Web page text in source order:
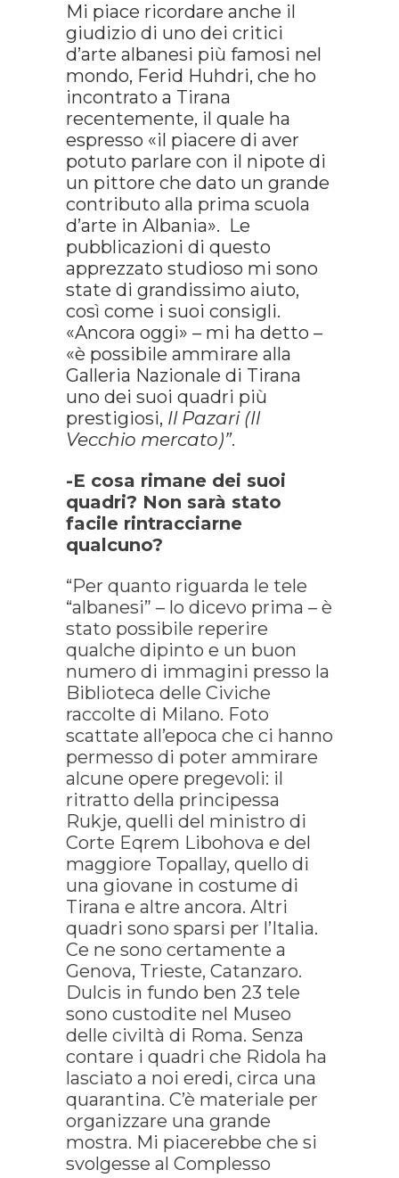
Mi piace ricordare anche il
giudizio di uno dei critici
d’arte albanesi più famosi nel
mondo, Ferid Huhdri, che ho
incontrato a Tirana
recentemente, il quale ha
espresso «il piacere di aver
potuto parlare con il nipote di
un pittore che dato un grande
contributo alla prima scuola
d’arte in Albania». Le
pubblicazioni di questo
apprezzato studioso mi sono
state di grandissimo aiuto,
così come i suoi consigli.
«Ancora oggi» – mi ha detto –
«è possibile ammirare alla
Galleria Nazionale di Tirana
uno dei suoi quadri più
prestigiosi, Il Pazari (Il
Vecchio mercato)”.
-E cosa rimane dei suoi
quadri? Non sarà stato
facile rintracciarne
qualcuno?
“Per quanto riguarda le tele
“albanesi” – lo dicevo prima – è
stato possibile reperire
qualche dipinto e un buon
numero di immagini presso la
Biblioteca delle Civiche
raccolte di Milano. Foto
scattate all’epoca che ci hanno
permesso di poter ammirare
alcune opere pregevoli: il
ritratto della principessa
Rukje, quelli del ministro di
Corte Eqrem Libohova e del
maggiore Topallay, quello di
una giovane in costume di
Tirana e altre ancora. Altri
quadri sono sparsi per l’Italia.
Ce ne sono certamente a
Genova, Trieste, Catanzaro.
Dulcis in fundo ben 23 tele
sono custodite nel Museo
delle civiltà di Roma. Senza
contare i quadri che Ridola ha
lasciato a noi eredi, circa una
quarantina. C’è materiale per
organizzare una grande
mostra. Mi piacerebbe che si
svolgesse al Complesso